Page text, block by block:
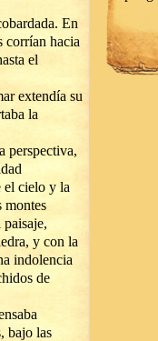
En
corrían hacia
el
su
la
el cielo y la
montes
y con la
indolencia
de
bajo las